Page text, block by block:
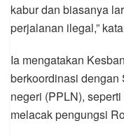
kabur dan biasanya
perjalanan ilegal,”
Ia mengatakan
berkoordinasi
negeri (PPLN),
melacak pengungsi